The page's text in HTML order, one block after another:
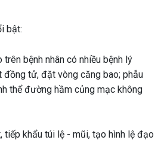
bật:
trên bệnh nhân có nhiều bệnh lý
đồng tử, đặt vòng căng bao; phẫu
thể đường hầm củng mạc không
tiếp khẩu túi lệ - mũi, tạo hình lệ đạo